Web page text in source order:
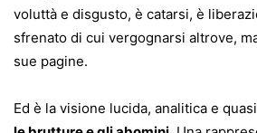
voluttà e disgusto, è catarsi, è
sfrenato di cui vergognarsi altrove,
sue pagine.
Ed è la visione lucida, analitica e